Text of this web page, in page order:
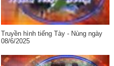
Truyền hình tiếng Tày - Nùng ngày
08/6/2025